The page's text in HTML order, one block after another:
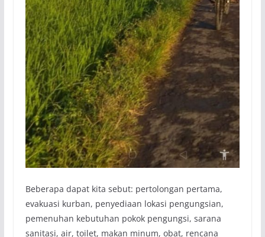
Beberapa dapat kita sebut: pertolongan pertama,
evakuasi kurban, penyediaan lokasi pengungsian,
pemenuhan kebutuhan pokok pengungsi, sarana
sanitasi, air, toilet, makan minum, obat, rencana